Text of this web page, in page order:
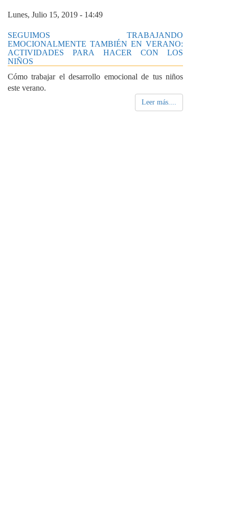
Lunes, Julio 15, 2019 - 14:49
SEGUIMOS TRABAJANDO
EMOCIONALMENTE TAMBIÉN EN VERANO:
ACTIVIDADES PARA HACER CON LOS
NIÑOS
Cómo trabajar el desarrollo emocional de tus niños
este verano.
Leer más....